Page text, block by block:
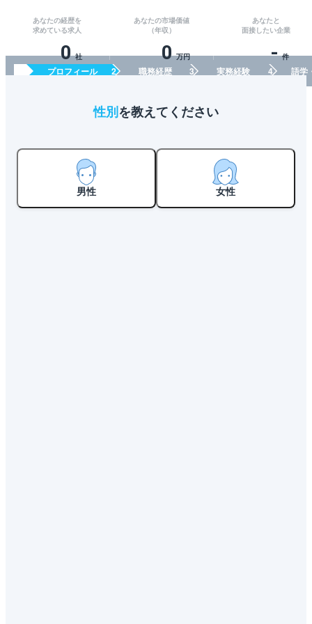
あなたの経歴を
求めている求人
0 社
あなたの市場価値
（年収）
0 万円
あなたと
面接したい企業
- 件
プロフィール 職務経歴 実務経験 語学
性別を教えてください
男性 女性